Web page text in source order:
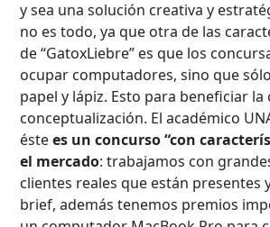
y sea una solución creativa y
no es todo, ya que otra de las
de “GatoxLiebre” es que los
ocupar computadores, sino que
papel y lápiz. Esto para beneficiar la
conceptualización. El académico
éstees un concurso “con
el mercado: trabajamos con
clientes reales que están presentes
brief, además tenemos premios